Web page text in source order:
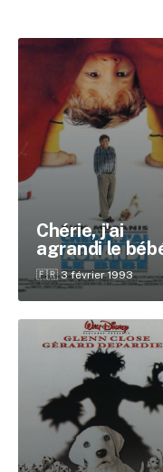
Chérie, j'ai
agrandi le
🇫🇷 3 février 1993
✕